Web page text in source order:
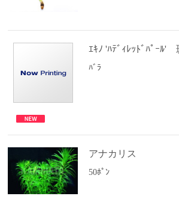
ｴｷﾉ 'ﾊﾃﾞｨﾚｯﾄﾞﾊﾟｰﾙ'
ﾊﾞﾗ
アナカリス
50ﾎﾟﾝ